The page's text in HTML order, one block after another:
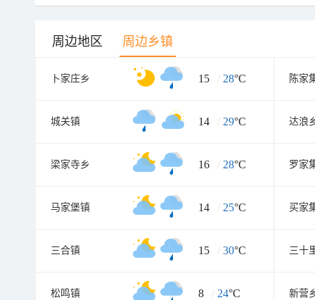
周边地区 周边乡镇
卜家庄乡 15 / 28°C 陈家
城关镇 14 / 29°C 达浪
梁家寺乡 16 / 28°C 罗家
马家堡镇 14 / 25°C 买家
三合镇 15 / 30°C 三十
松鸣镇 8 / 24°C 新营